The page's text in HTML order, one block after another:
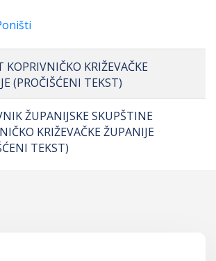
KOPRIVNIČKO KRIŽEVAČKE
(PROČIŠĆENI TEKST)
ŽUPANIJSKE SKUPŠTINE
KRIŽEVAČKE ŽUPANIJE
TEKST)